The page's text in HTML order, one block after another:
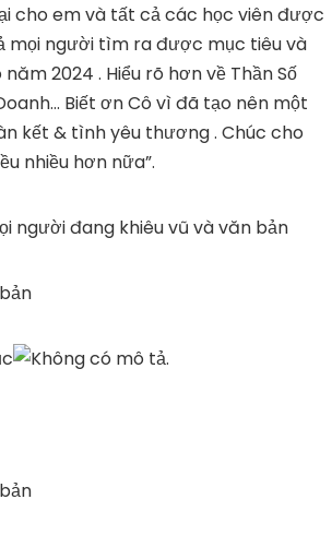
cho em và tất cả các học viên được
mọi người tìm ra được mục tiêu và
2024 . Hiểu rõ hơn về Thần Số
Biết ơn Cô vì đã tạo nên một
kết & tình yêu thương . Chúc cho
nhiều hơn nữa”.